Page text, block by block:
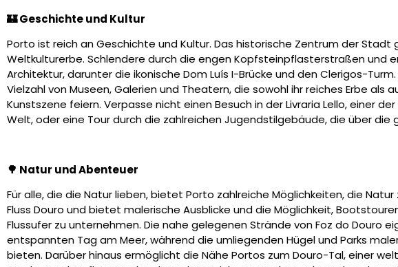
🏰 Geschichte und Kultur
Porto ist reich an Geschichte und Kultur. Das historische Zentrum der Stadt
Weltkulturerbe. Schlendere durch die engen Kopfsteinpflasterstraßen und
Architektur, darunter die ikonische Dom Luís I-Brücke und den Clerigos-
Vielzahl von Museen, Galerien und Theatern, die sowohl ihr reiches Erbe als
Kunstszene feiern. Verpasse nicht einen Besuch in der Livraria Lello, einer
Welt, oder eine Tour durch die zahlreichen Jugendstilgebäude, die über die
🌳 Natur und Abenteuer
Für alle, die die Natur lieben, bietet Porto zahlreiche Möglichkeiten, die
Fluss Douro und bietet malerische Ausblicke und die Möglichkeit,
Flussufer zu unternehmen. Die nahe gelegenen Strände von Foz do Douro
entspannten Tag am Meer, während die umliegenden Hügel und Parks
bieten. Darüber hinaus ermöglicht die Nähe Portos zum Douro-Tal, einer